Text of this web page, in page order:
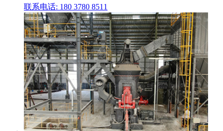
联系电话: 180 3780 8511